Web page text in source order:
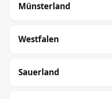
Münsterland
Westfalen
Sauerland